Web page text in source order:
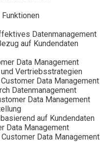
Datenmanagement
auf Kundendaten
Data Management
Vertriebsstrategien
Data Management
Datenmanagement
Data Management
auf Kundendaten
Data Management
Data Management